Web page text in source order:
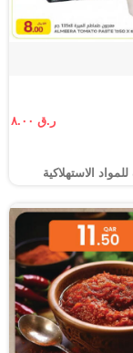
ر.ق ٨.٠٠
الاستهلاكية